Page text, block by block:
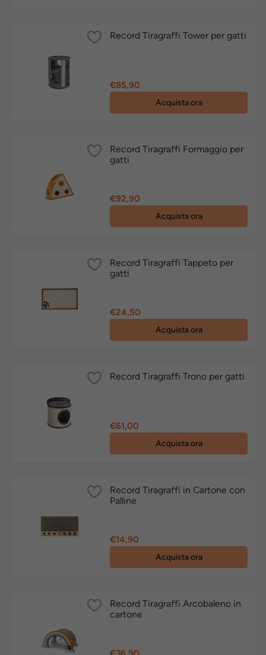
Record Tiragraffi Tower per gatti
Prezzo
€85,90
Acquista ora
Record Tiragraffi Formaggio per
gatti
Prezzo
€92,90
Acquista ora
Record Tiragraffi Tappeto per
gatti
Prezzo
€24,50
Acquista ora
Record Tiragraffi Trono per gatti
Prezzo
€61,00
Acquista ora
Record Tiragraffi in Cartone con
Palline
Prezzo
€14,90
Acquista ora
Record Tiragraffi Arcobaleno in
cartone
Prezzo